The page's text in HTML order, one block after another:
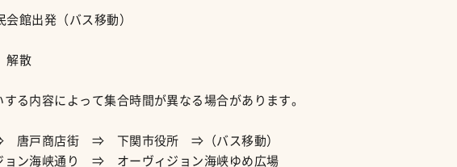
出発（バス移動）
解散
る内容によって集合時間が異なる場合があります。
戸商店街 ⇒ 下関市役所 ⇒（バス移動）
海峡通り ⇒ オーヴィジョン海峡ゆめ広場